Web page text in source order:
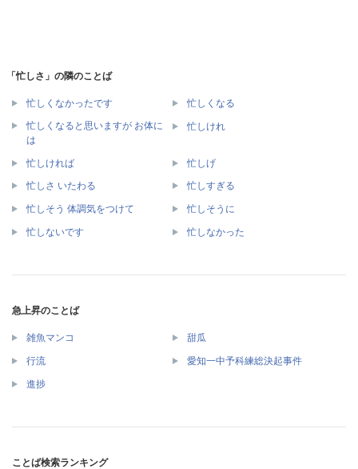
「忙しさ」の隣のことば
忙しくなかったです
忙しくなる
忙しくなると思いますが お体に
は
忙しけれ
忙しければ 忙しげ
忙しさ いたわる 忙しすぎる
忙しそう 体調気をつけて 忙しそうに
忙しないです 忙しなかった
急上昇のことば
雑魚マンコ 甜瓜
行流 愛知一中予科練総決起事件
進捗
ことば検索ランキング